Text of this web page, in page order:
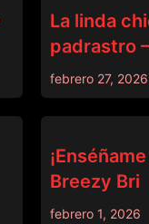
La linda
padrastro
febrero 27, 2026
Breezy Bri
febrero 1, 2026